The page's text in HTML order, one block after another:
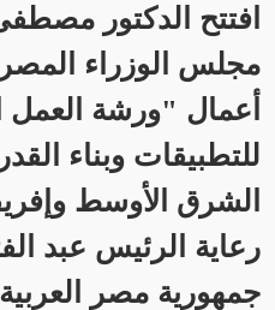
افتتح الدكتور
مجلس الوزراء
أعمال "ورشة العمل
للتطبيقات وبناء
الشرق الأوسط
رعاية الرئيس عبد
جمهورية مصر